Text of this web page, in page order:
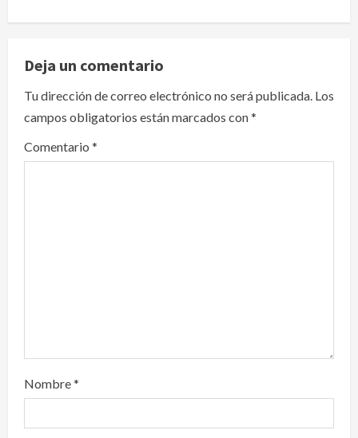
a
v
i
g
a
Deja un comentario
Tu dirección de correo electrónico no será publicada. Los
campos obligatorios están marcados con*
Comentario *
Nombre*